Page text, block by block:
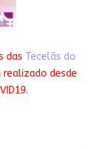
das Tecelãs do
desde